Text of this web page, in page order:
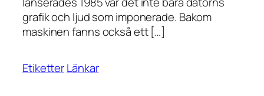
grafik och ljud som imponerade. Bakom
maskinen fanns också ett […]
EtiketterLänkar